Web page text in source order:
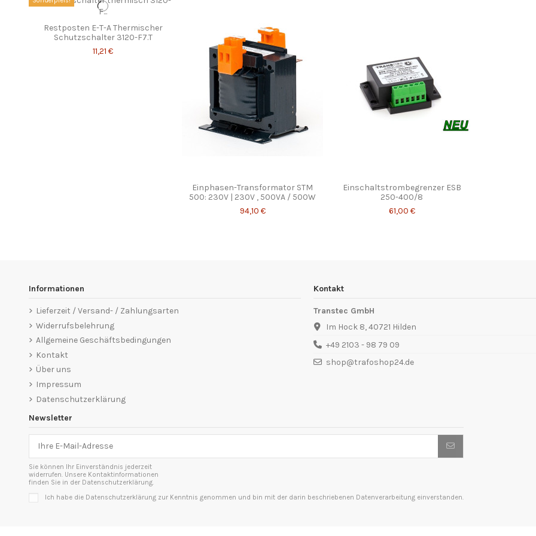
Restposten E-T-A Thermischer
Schutzschalter 3120-F7.T
11,21 €
Einphasen-Transformator STM
500: 230V | 230V , 500VA / 500W
94,10 €
Einschaltstrombegrenzer ESB
250-400/8
61,00 €
Informationen
Lieferzeit / Versand- / Zahlungsarten
Widerrufsbelehrung
Allgemeine Geschäftsbedingungen
Kontakt
Über uns
Impressum
Datenschutzerklärung
Kontakt
Transtec GmbH
Im Hock 8, 40721 Hilden
+49 2103 - 98 79 09
shop@trafoshop24.de
Newsletter
Sie können Ihr Einverständnis jederzeit
widerrufen. Unsere Kontaktinformationen
finden Sie in der Datenschutzerklärung.
Ich habe die Datenschutzerklärung zur Kenntnis genommen und bin mit der darin beschriebenen Datenverarbeitung einverstanden.